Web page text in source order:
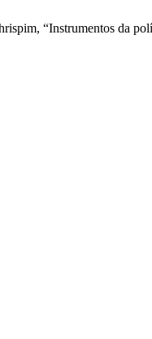
“Instrumentos da